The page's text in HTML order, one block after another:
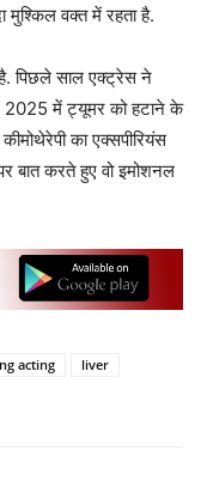
मुश्किल वक्त में रहता है.
पिछले साल एक्ट्रेस ने
2025 में ट्यूमर को हटाने के
का एक्सपीरियंस
बात करते हुए वो इमोशनल
acting
liver